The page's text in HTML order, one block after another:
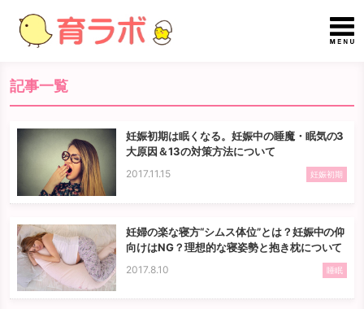
記事一覧
妊娠初期は眠くなる。妊娠中の睡魔・眠気の3
大原因＆13の対策方法について
2017.11.15 妊娠初期
妊婦の楽な寝方“シムス体位”とは？妊娠中の仰
向けはNG？理想的な寝姿勢と抱き枕について
2017.8.10 睡眠